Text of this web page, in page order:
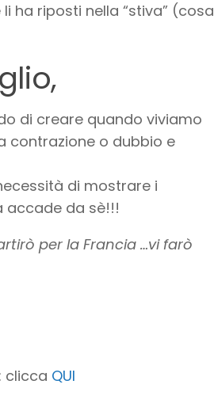
ha riposti nella “stiva” (cosa
di creare quando viviamo
contrazione o dubbio e
di mostrare i
accade da sè!!!
per la Francia …vi farò
clicca QUI